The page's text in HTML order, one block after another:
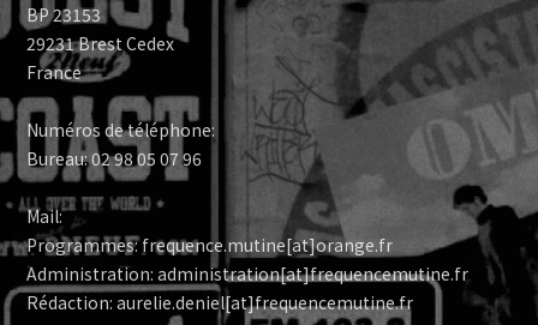
BP 23153
29231 Brest Cedex
France
Numéros de téléphone:
Bureau: 02 98 05 07 96
Mail:
Programmes: frequence.mutine[at]orange.fr
Administration: administration[at]frequencemutine.fr
Rédaction: aurelie.deniel[at]frequencemutine.fr